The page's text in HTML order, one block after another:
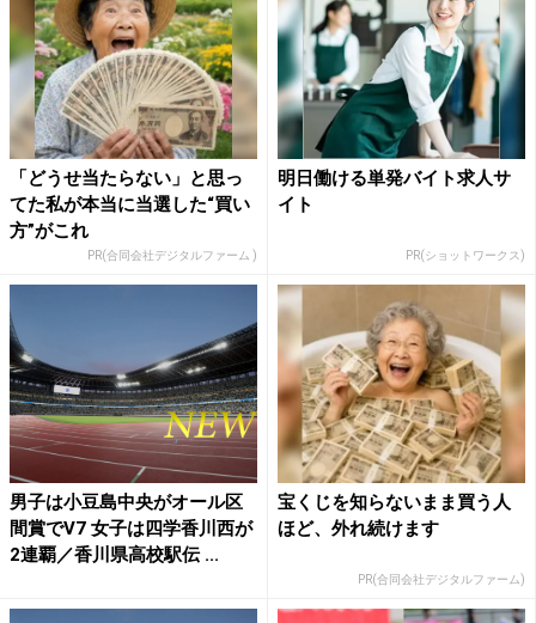
「どうせ当たらない」と思っ
てた私が本当に当選した“買い
方”がこれ
PR(合同会社デジタルファーム )
明日働ける単発バイト求人サ
イト
PR(ショットワークス)
男子は小豆島中央がオール区
間賞でV7 女子は四学香川西が
2連覇／香川県高校駅伝 ...
宝くじを知らないまま買う人
ほど、外れ続けます
PR(合同会社デジタルファーム)